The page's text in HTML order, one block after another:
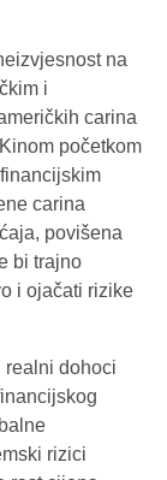
na
i
carina
početkom
carina
povišena
bi trajno
i ojačati rizike
realni dohoci
rizici